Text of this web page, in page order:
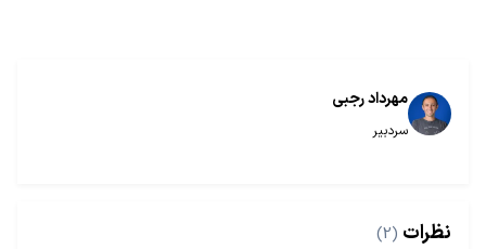
مهرداد رجبی
سردبیر
نظرات (2)